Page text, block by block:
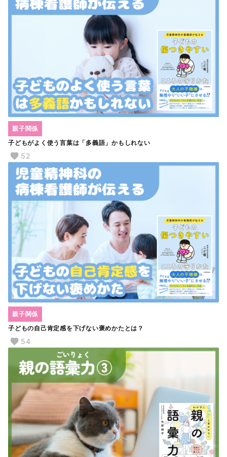
子どもがよく使う言葉は「多義語」かもしれない
親子関係
52
子どもの自己肯定感を下げない褒めかたとは？
親子関係
54